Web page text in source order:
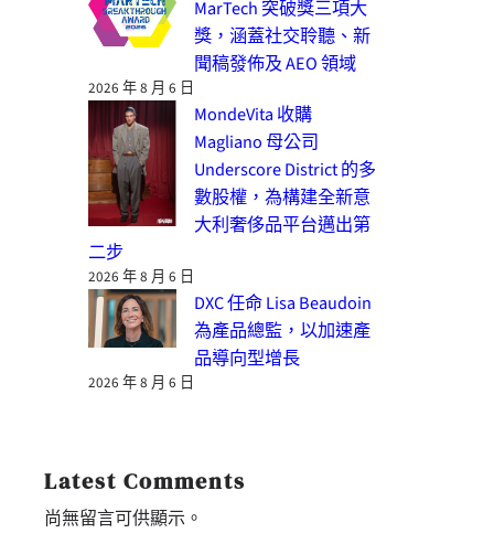
MarTech 突破獎三項大
獎，涵蓋社交聆聽、新
聞稿發佈及 AEO 領域
2026 年 8 月 6 日
MondeVita 收購
Magliano 母公司
Underscore District 的多
數股權，為構建全新意
大利奢侈品平台邁出第
二步
2026 年 8 月 6 日
DXC 任命 Lisa Beaudoin
為產品總監，以加速產
品導向型增長
2026 年 8 月 6 日
Latest Comments
尚無留言可供顯示。